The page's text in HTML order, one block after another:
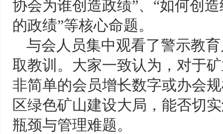
协会为谁创造政绩”、“如何创
的政绩”等核心命题。
与会人员集中观看了警示教
取教训。大家一致认为，对于
非简单的会员增长数字或办会
区绿色矿山建设大局，能否切
瓶颈与管理难题。